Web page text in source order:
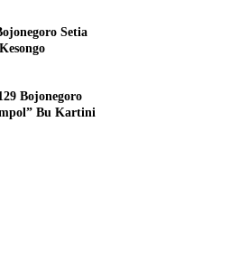
Setia
Bojonegoro
Bu Kartini